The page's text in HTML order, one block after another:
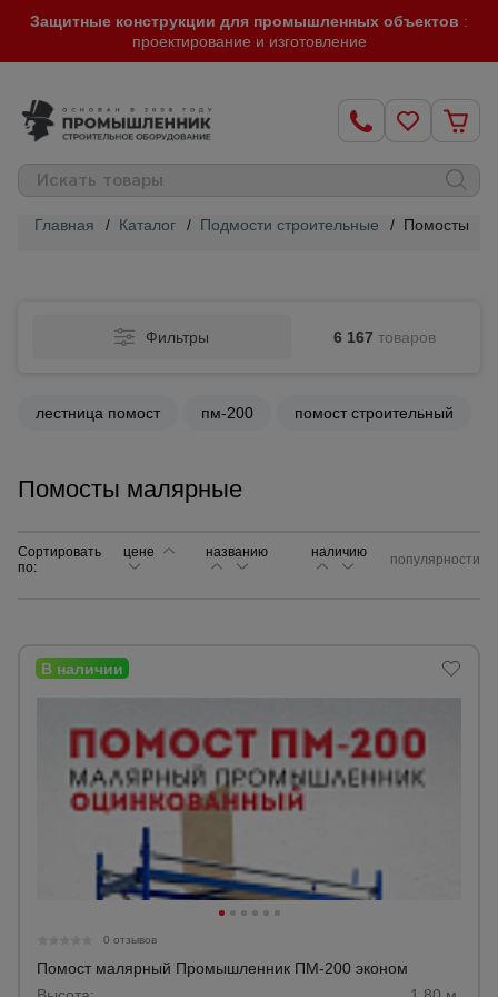
Защитные конструкции для промышленных объектов :
проектирование и изготовление
Главная / Каталог / Подмости строительные / Помосты
Фильтры 6 167 товаров
лестница помост пм-200 помост строительный
Помосты малярные
Сортировать
по:
цене названию наличию популярности
0 отзывов
Помост малярный Промышленник ПМ-200 эконом
Сетка,
тенты,
Грузоподъемное
оборудование
Мусоропровод
строительный
ламинированная
всех
товаров